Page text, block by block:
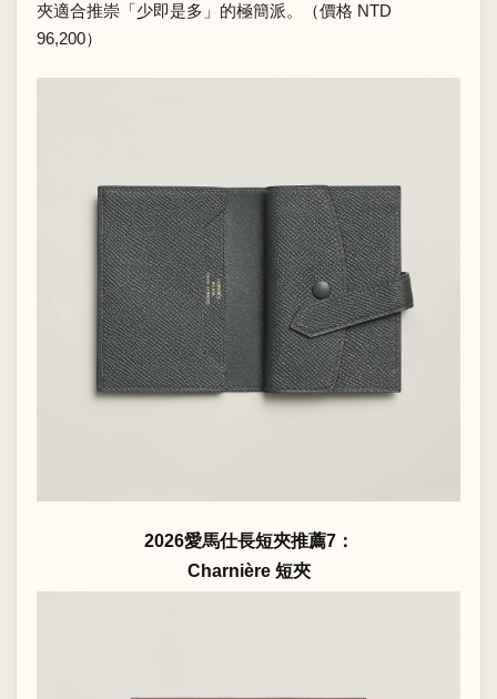
夾適合推崇「少即是多」的極簡派。（價格 NTD
96,200）
2026愛馬仕長短夾推薦7：
Charnière 短夾